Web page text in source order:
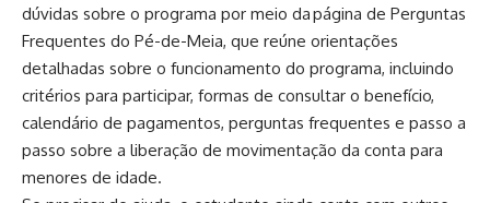
dúvidas sobre o programa por meio da página de Perguntas
Frequentes do Pé-de-Meia, que reúne orientações
detalhadas sobre o funcionamento do programa, incluindo
critérios para participar, formas de consultar o benefício,
calendário de pagamentos, perguntas frequentes e passo a
passo sobre a liberação de movimentação da conta para
menores de idade.